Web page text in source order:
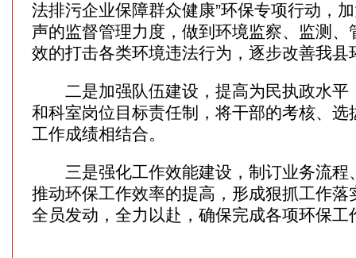
法排污企业保障群众健康”环保专项行动，
声的监督管理力度，做到环境监察、监测、
效的打击各类环境违法行为，逐步改善我县
二是加强队伍建设，提高为民执政水平
和科室岗位目标责任制，将干部的考核、选
工作成绩相结合。
三是强化工作效能建设，制订业务流程
推动环保工作效率的提高，形成狠抓工作落
全员发动，全力以赴，确保完成各项环保工